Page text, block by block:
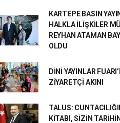
KARTEPE BASIN
HALKLA İLİŞKİLER
REYHAN ATAMAN
OLDU
DİNİ YAYINLAR
ZİYARETÇİ AKINI
TALUS:
KİTABI, SİZİN